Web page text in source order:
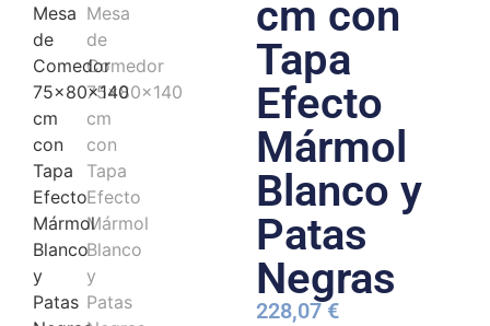
cm con
Tapa
Efecto
Mármol
Blanco y
Patas
Negras
228,07€